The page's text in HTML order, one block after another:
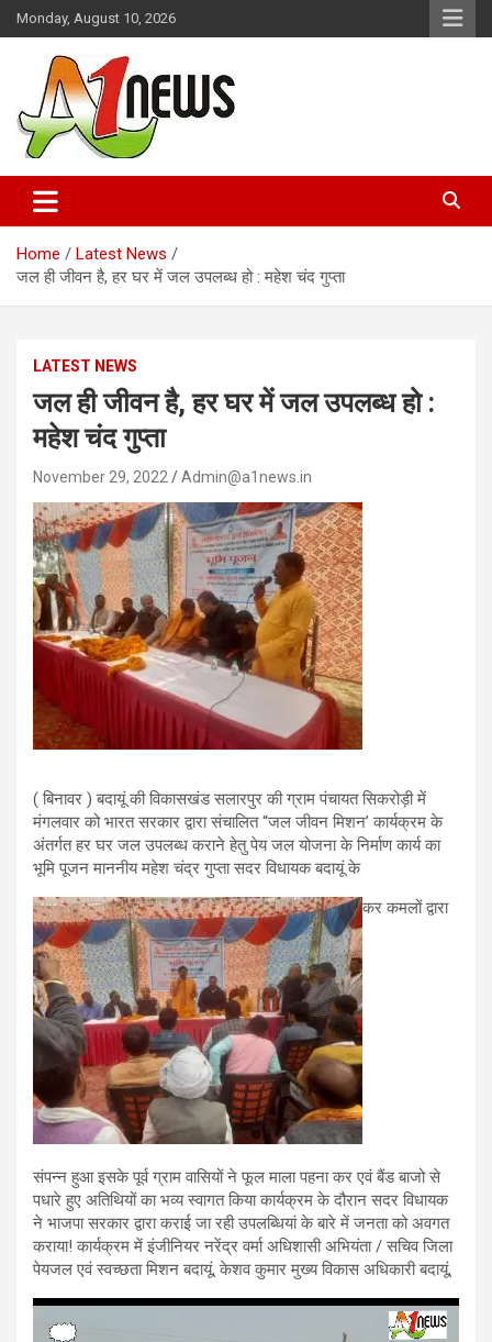
Skip
to
content
Monday, August 10, 2026
A1news.in
Home
Latest News
जल ही जीवन है, हर घर में जल उपलब्ध हो : महेश चंद गुप्ता
LATEST NEWS
जल ही जीवन है, हर घर में जल उपलब्ध हो :
महेश चंद गुप्ता
November 29, 2022 Admin@a1news.in
( बिनावर ) बदायूं की विकासखंड सलारपुर की ग्राम पंचायत सिकरोड़ी में
मंगलवार को भारत सरकार द्वारा संचालित “जल जीवन मिशन’ कार्यक्रम के
अंतर्गत हर घर जल उपलब्ध कराने हेतु पेय जल योजना के निर्माण कार्य का
भूमि पूजन माननीय महेश चंद्र गुप्ता सदर विधायक बदायूं के
कर कमलों द्वारा
संपन्न हुआ इसके पूर्व ग्राम वासियों ने फूल माला पहना कर एवं बैंड बाजो से
पधारे हुए अतिथियों का भव्य स्वागत किया कार्यक्रम के दौरान सदर विधायक
ने भाजपा सरकार द्वारा कराई जा रही उपलब्धियां के बारे में जनता को अवगत
कराया! कार्यक्रम में इंजीनियर नरेंद्र वर्मा अधिशासी अभियंता / सचिव जिला
पेयजल एवं स्वच्छता मिशन बदायूं, केशव कुमार मुख्य विकास अधिकारी बदायूं,
Video
Player